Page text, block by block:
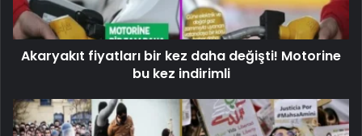
Akaryakıt fiyatları bir kez daha değişti! Motorine
bu kez indirimli